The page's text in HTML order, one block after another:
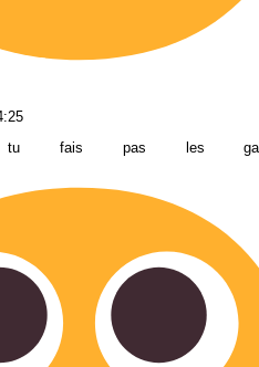
fais pas les